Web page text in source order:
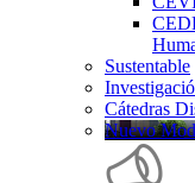
Sustentable
Cátedras
Nuevo